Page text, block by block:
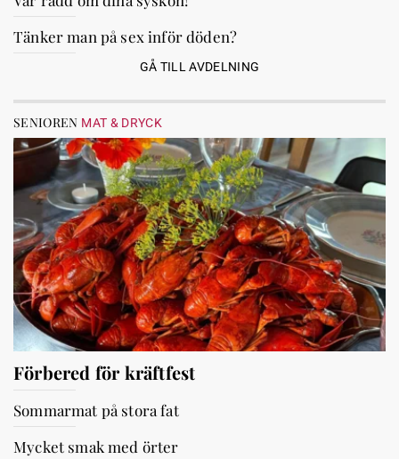
Tänker man på sex inför döden?
GÅ TILL AVDELNING
SENIOREN MAT & DRYCK
Förbered för kräftfest
Sommarmat på stora fat
Mycket smak med örter